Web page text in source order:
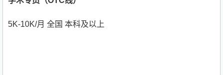
5K-10K/月 全国 本科及以上